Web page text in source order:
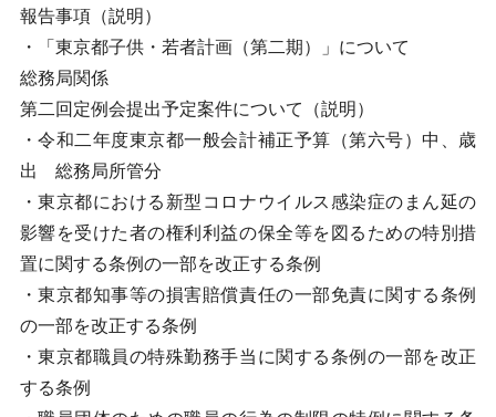
報告事項（説明）
・「東京都子供・若者計画（第二期）」について
総務局関係
第二回定例会提出予定案件について（説明）
・令和二年度東京都一般会計補正予算（第六号）中、歳
出 総務局所管分
・東京都における新型コロナウイルス感染症のまん延の
影響を受けた者の権利利益の保全等を図るための特別措
置に関する条例の一部を改正する条例
・東京都知事等の損害賠償責任の一部免責に関する条例
の一部を改正する条例
・東京都職員の特殊勤務手当に関する条例の一部を改正
する条例